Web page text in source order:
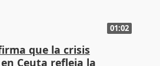
01:02
que la crisis
Ceuta refleja la